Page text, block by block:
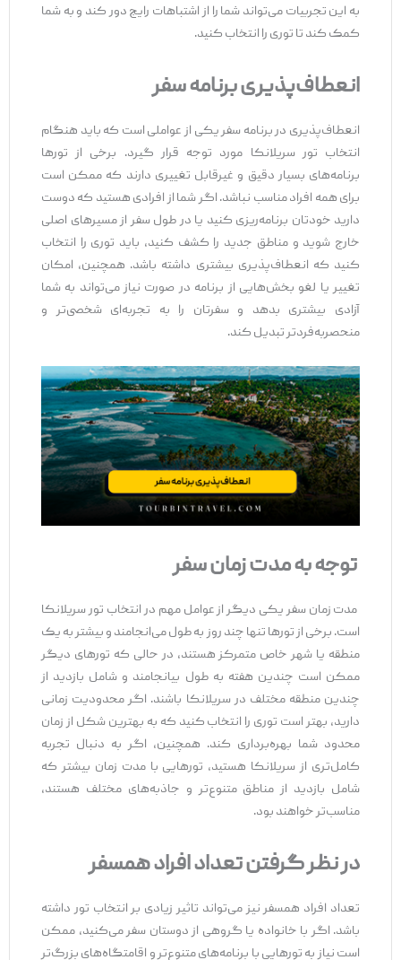
به این تجربیات می‌تواند شما را از اشتباهات رایج دور کند و به شما
کمک کند تا توری را انتخاب کنید.
انعطاف‌پذیری برنامه سفر
انعطاف‌پذیری در برنامه سفر یکی از عواملی است که باید هنگام
انتخاب تور سریلانکا مورد توجه قرار گیرد. برخی از تورها
برنامه‌های بسیار دقیق و غیرقابل تغییری دارند که ممکن است
برای همه افراد مناسب نباشد. اگر شما از افرادی هستید که دوست
دارید خودتان برنامه‌ریزی کنید یا در طول سفر از مسیرهای اصلی
خارج شوید و مناطق جدید را کشف کنید، باید توری را انتخاب
کنید که انعطاف‌پذیری بیشتری داشته باشد. همچنین، امکان
تغییر یا لغو بخش‌هایی از برنامه در صورت نیاز می‌تواند به شما
آزادی بیشتری بدهد و سفرتان را به تجربه‌ای شخصی‌تر و
منحصربه‌فردتر تبدیل کند.
توجه به مدت زمان سفر
مدت زمان سفر یکی دیگر از عوامل مهم در انتخاب تور سریلانکا
است. برخی از تورها تنها چند روز به طول می‌انجامند و بیشتر به یک
منطقه یا شهر خاص متمرکز هستند، در حالی که تورهای دیگر
ممکن است چندین هفته به طول بیانجامند و شامل بازدید از
چندین منطقه مختلف در سریلانکا باشند. اگر محدودیت زمانی
دارید، بهتر است توری را انتخاب کنید که به بهترین شکل از زمان
محدود شما بهره‌برداری کند. همچنین، اگر به دنبال تجربه
کامل‌تری از سریلانکا هستید، تورهایی با مدت زمان بیشتر که
شامل بازدید از مناطق متنوع‌تر و جاذبه‌های مختلف هستند،
مناسب‌تر خواهند بود.
در نظر گرفتن تعداد افراد همسفر
تعداد افراد همسفر نیز می‌تواند تاثیر زیادی بر انتخاب تور داشته
باشد. اگر با خانواده یا گروهی از دوستان سفر می‌کنید، ممکن
است نیاز به تورهایی با برنامه‌های متنوع‌تر و اقامتگاه‌های بزرگ‌تر